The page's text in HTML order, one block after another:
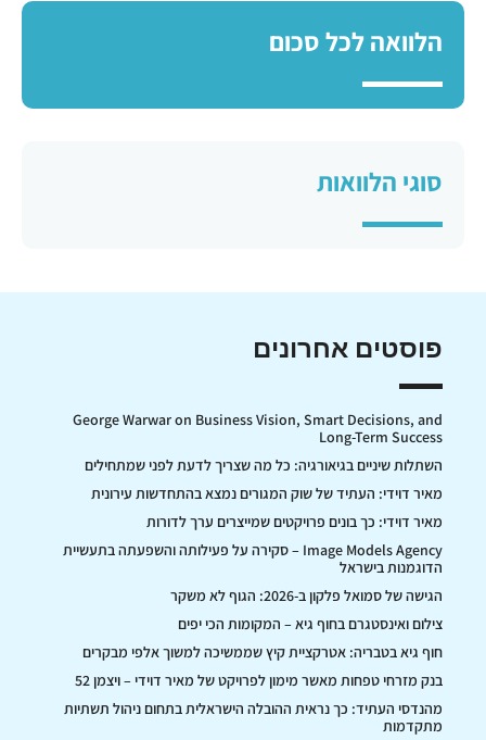
הלוואה לכל סכום
סוגי הלוואות
פוסטים אחרונים
George Warwar on Business Vision, Smart Decisions, and
Long-Term Success
השתלות שיניים בגיאורגיה: כל מה שצריך לדעת לפני שמתחילים
מאיר דוידי: העתיד של שוק המגורים נמצא בהתחדשות עירונית
מאיר דוידי: כך בונים פרויקטים שמייצרים ערך לדורות
Image Models Agency – סקירה על פעילותה והשפעתה בתעשיית
הדוגמנות בישראל
הגישה של סמואל פלקון ב-2026: הגוף לא משקר
צילום ואינסטגרם בחוף גיא – המקומות הכי יפים
חוף גיא בטבריה: אטרקציית קיץ שממשיכה למשוך אלפי מבקרים
בנק מזרחי טפחות מאשר מימון לפרויקט של מאיר דוידי – ויצמן 52
מהנדסי העתיד: כך נראית ההובלה הישראלית בתחום ניהול תשתיות
מתקדמות